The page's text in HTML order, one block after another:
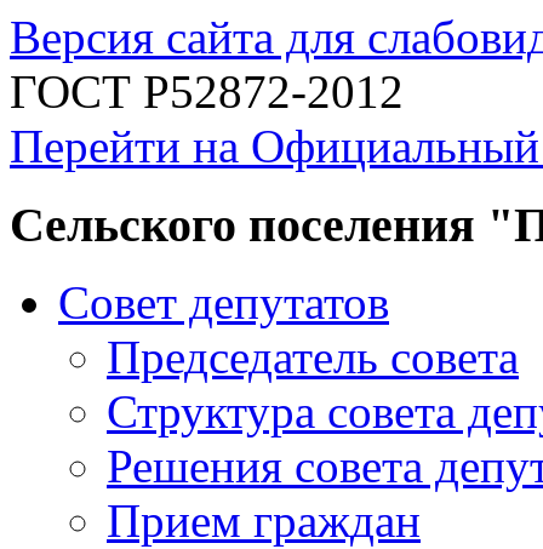
Версия сайта для
ГОСТ Р52872-2012
Перейти на
Сельского поселения
Совет депутатов
Председатель совета
Структура совета
Решения совета
Прием граждан